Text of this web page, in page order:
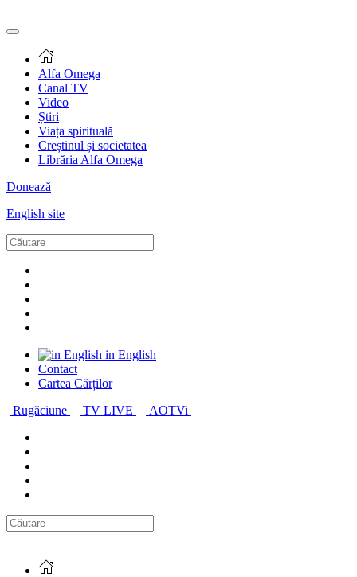
Alfa Omega
Canal TV
Video
Știri
Viața spirituală
Creștinul și societatea
Librăria Alfa Omega
Donează
English site
in English
Contact
Cartea Cărților
Rugăciune
TV LIVE AOTVi